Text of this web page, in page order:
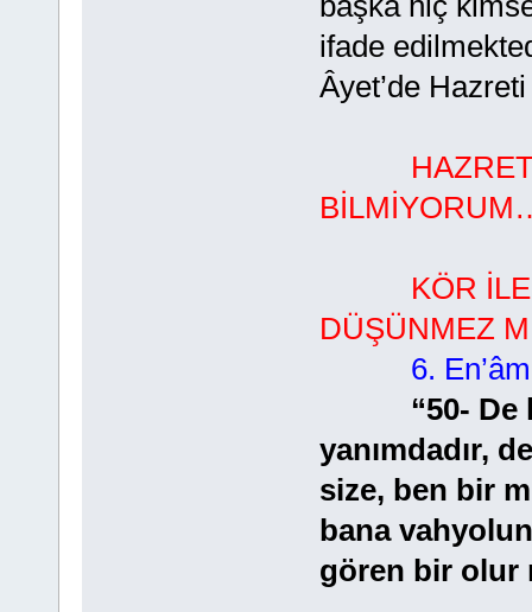
ifade
Âyet’de
KÖR İLE
DÜŞÜNMEZ
6.
“50-
yanımdadır,
size, ben bir
bana
gören bir olur